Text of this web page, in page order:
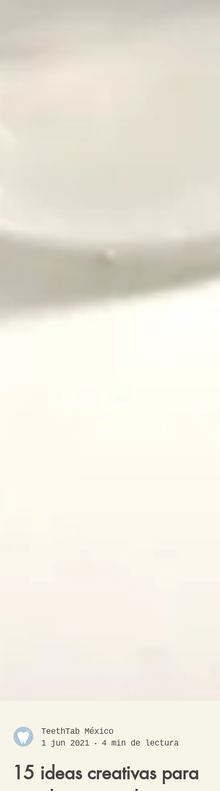
TeethTab México
1 jun 2021
4 min de lectura